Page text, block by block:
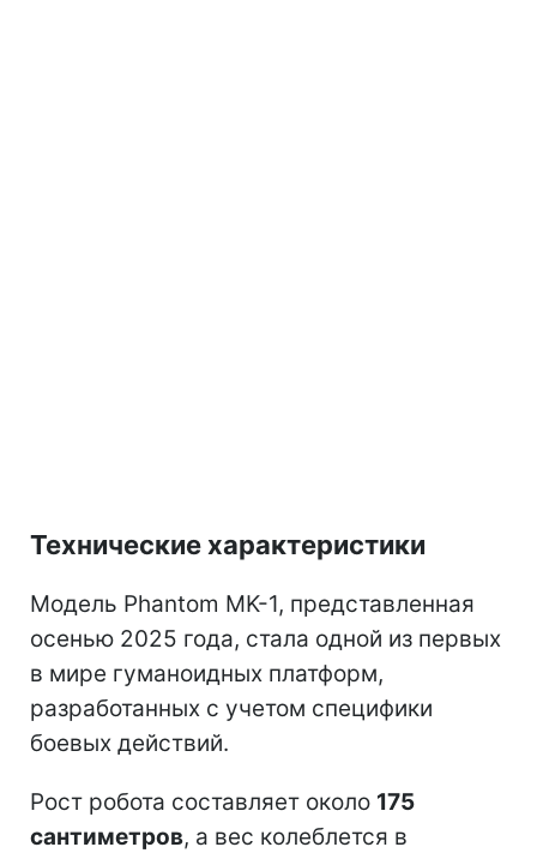
Технические характеристики
Модель Phantom MK-1, представленная
осенью 2025 года, стала одной из первых
в мире гуманоидных платформ,
разработанных с учетом специфики
боевых действий.
Рост робота составляет около 175
сантиметров, а вес колеблется в